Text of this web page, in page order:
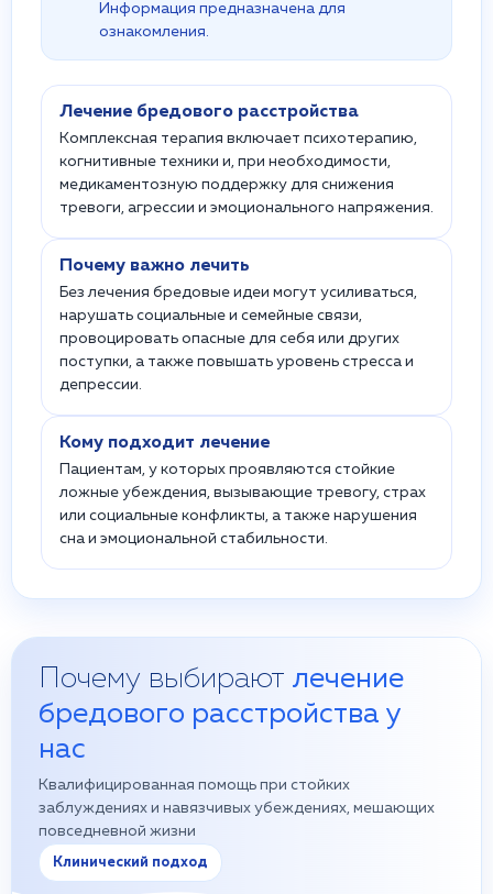
Информация предназначена для
ознакомления.
Лечение бредового расстройства
Комплексная терапия включает психотерапию,
когнитивные техники и, при необходимости,
медикаментозную поддержку для снижения
тревоги, агрессии и эмоционального напряжения.
Почему важно лечить
Без лечения бредовые идеи могут усиливаться,
нарушать социальные и семейные связи,
провоцировать опасные для себя или других
поступки, а также повышать уровень стресса и
депрессии.
Кому подходит лечение
Пациентам, у которых проявляются стойкие
ложные убеждения, вызывающие тревогу, страх
или социальные конфликты, а также нарушения
сна и эмоциональной стабильности.
Почему выбирают лечение
бредового расстройства у
нас
Квалифицированная помощь при стойких
заблуждениях и навязчивых убеждениях, мешающих
повседневной жизни
Клинический подход